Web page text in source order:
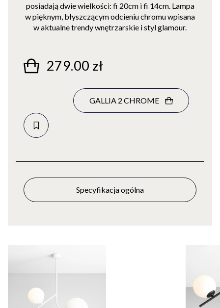
posiadają dwie wielkości: fi 20cm i fi 14cm. Lampa
w pięknym, błyszczącym odcieniu chromu wpisana
w aktualne trendy wnętrzarskie i styl glamour.
279.00 zł
GALLIA 2 CHROME
Specyfikacja ogólna